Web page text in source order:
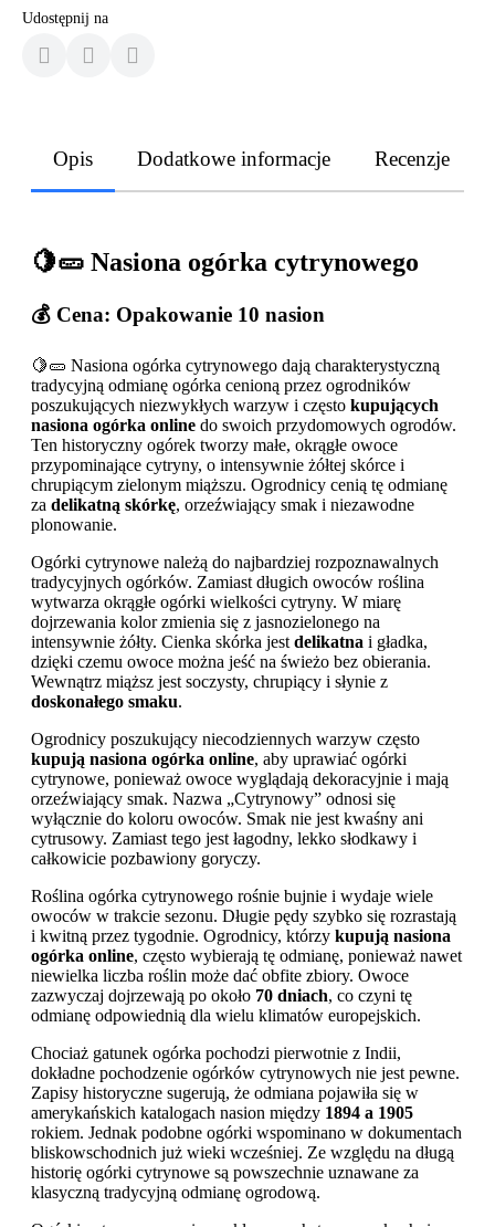
Udostępnij na
Opis Dodatkowe informacje Recenzje
🍋🥒 Nasiona ogórka cytrynowego
💰 Cena: Opakowanie 10 nasion
🍋🥒 Nasiona ogórka cytrynowego dają charakterystyczną
tradycyjną odmianę ogórka cenioną przez ogrodników
poszukujących niezwykłych warzyw i często kupujących
nasiona ogórka online do swoich przydomowych ogrodów.
Ten historyczny ogórek tworzy małe, okrągłe owoce
przypominające cytryny, o intensywnie żółtej skórce i
chrupiącym zielonym miąższu. Ogrodnicy cenią tę odmianę
za delikatną skórkę, orzeźwiający smak i niezawodne
plonowanie.
Ogórki cytrynowe należą do najbardziej rozpoznawalnych
tradycyjnych ogórków. Zamiast długich owoców roślina
wytwarza okrągłe ogórki wielkości cytryny. W miarę
dojrzewania kolor zmienia się z jasnozielonego na
intensywnie żółty. Cienka skórka jest delikatna i gładka,
dzięki czemu owoce można jeść na świeżo bez obierania.
Wewnątrz miąższ jest soczysty, chrupiący i słynie z
doskonałego smaku.
Ogrodnicy poszukujący niecodziennych warzyw często
kupują nasiona ogórka online, aby uprawiać ogórki
cytrynowe, ponieważ owoce wyglądają dekoracyjnie i mają
orzeźwiający smak. Nazwa „Cytrynowy” odnosi się
wyłącznie do koloru owoców. Smak nie jest kwaśny ani
cytrusowy. Zamiast tego jest łagodny, lekko słodkawy i
całkowicie pozbawiony goryczy.
Roślina ogórka cytrynowego rośnie bujnie i wydaje wiele
owoców w trakcie sezonu. Długie pędy szybko się rozrastają
i kwitną przez tygodnie. Ogrodnicy, którzy kupują nasiona
ogórka online, często wybierają tę odmianę, ponieważ nawet
niewielka liczba roślin może dać obfite zbiory. Owoce
zazwyczaj dojrzewają po około 70 dniach, co czyni tę
odmianę odpowiednią dla wielu klimatów europejskich.
Chociaż gatunek ogórka pochodzi pierwotnie z Indii,
dokładne pochodzenie ogórków cytrynowych nie jest pewne.
Zapisy historyczne sugerują, że odmiana pojawiła się w
amerykańskich katalogach nasion między 1894 a 1905
rokiem. Jednak podobne ogórki wspominano w dokumentach
bliskowschodnich już wieki wcześniej. Ze względu na długą
historię ogórki cytrynowe są powszechnie uznawane za
klasyczną tradycyjną odmianę ogrodową.